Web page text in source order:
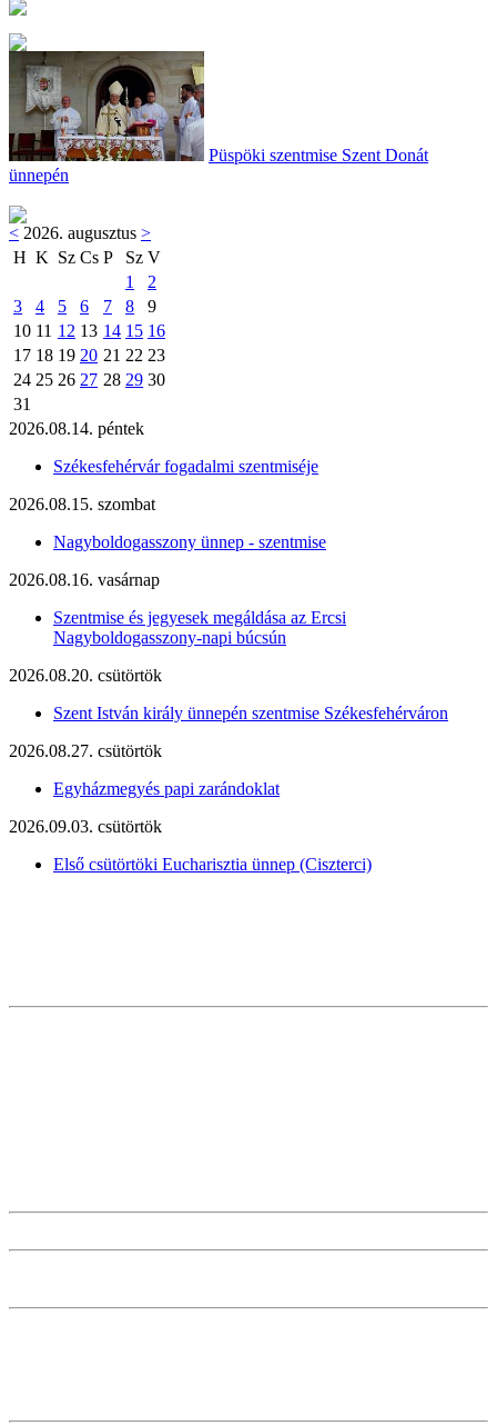
Püspöki szentmise Szent Donát
ünnepén
< 2026. augusztus >
H K Sz Cs P Sz V
1
2
3
4 5 6 7 8
9
10 11 12 13 14 15 16
17 18 19 20 21 22 23
24 25 26 27 28 29 30
31
2026.08.14. péntek
Székesfehérvár fogadalmi szentmiséje
2026.08.15. szombat
Nagyboldogasszony ünnep - szentmise
2026.08.16. vasárnap
Szentmise és jegyesek megáldása az Ercsi
Nagyboldogasszony-napi búcsún
2026.08.20. csütörtök
Szent István király ünnepén szentmise Székesfehérváron
2026.08.27. csütörtök
Egyházmegyés papi zarándoklat
2026.09.03. csütörtök
Első csütörtöki Eucharisztia ünnep (Ciszterci)